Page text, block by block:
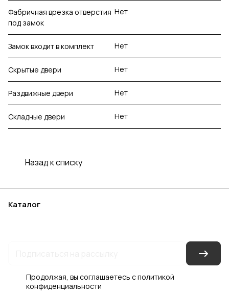
Фабричная врезка отверстия
под замок
Нет
Замок входит в комплект Нет
Скрытые двери Нет
Раздвижные двери Нет
Складные двери Нет
Назад к списку
Каталог
Продолжая, вы соглашаетесь сполитикой
конфиденциальности